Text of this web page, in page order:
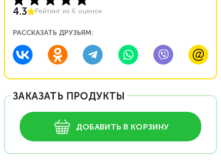
4.3 Рейтинг из 6 оценок
РАССКАЗАТЬ ДРУЗЬЯМ:
ЗАКАЗАТЬ ПРОДУКТЫ
ДОБАВИТЬ В КОРЗИНУ